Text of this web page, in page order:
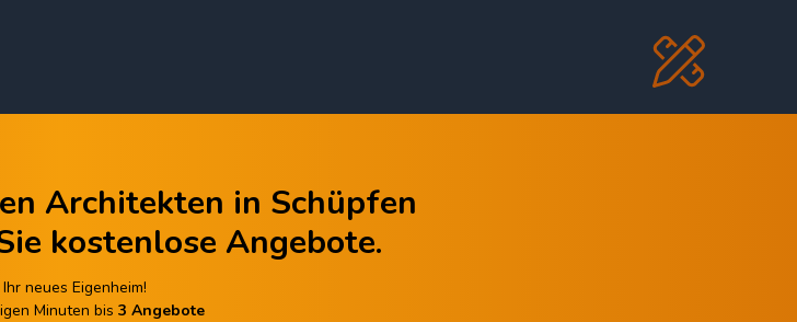
Architekten in Schüpfen
kostenlose Angebote.
neues Eigenheim!
Minuten bis 3 Angebote